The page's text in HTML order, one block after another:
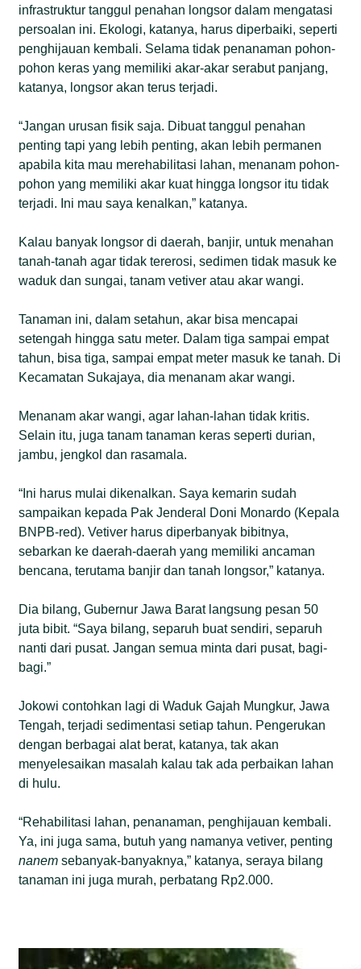
infrastruktur tanggul penahan longsor dalam mengatasi
persoalan ini. Ekologi, katanya, harus diperbaiki, seperti
penghijauan kembali. Selama tidak penanaman pohon-
pohon keras yang memiliki akar-akar serabut panjang,
katanya, longsor akan terus terjadi.
“Jangan urusan fisik saja. Dibuat tanggul penahan
penting tapi yang lebih penting, akan lebih permanen
apabila kita mau merehabilitasi lahan, menanam pohon-
pohon yang memiliki akar kuat hingga longsor itu tidak
terjadi. Ini mau saya kenalkan,” katanya.
Kalau banyak longsor di daerah, banjir, untuk menahan
tanah-tanah agar tidak tererosi, sedimen tidak masuk ke
waduk dan sungai, tanam vetiver atau akar wangi.
Tanaman ini, dalam setahun, akar bisa mencapai
setengah hingga satu meter. Dalam tiga sampai empat
tahun, bisa tiga, sampai empat meter masuk ke tanah. Di
Kecamatan Sukajaya, dia menanam akar wangi.
Menanam akar wangi, agar lahan-lahan tidak kritis.
Selain itu, juga tanam tanaman keras seperti durian,
jambu, jengkol dan rasamala.
“Ini harus mulai dikenalkan. Saya kemarin sudah
sampaikan kepada Pak Jenderal Doni Monardo (Kepala
BNPB-red). Vetiver harus diperbanyak bibitnya,
sebarkan ke daerah-daerah yang memiliki ancaman
bencana, terutama banjir dan tanah longsor,” katanya.
Dia bilang, Gubernur Jawa Barat langsung pesan 50
juta bibit. “Saya bilang, separuh buat sendiri, separuh
nanti dari pusat. Jangan semua minta dari pusat, bagi-
bagi.”
Jokowi contohkan lagi di Waduk Gajah Mungkur, Jawa
Tengah, terjadi sedimentasi setiap tahun. Pengerukan
dengan berbagai alat berat, katanya, tak akan
menyelesaikan masalah kalau tak ada perbaikan lahan
di hulu.
“Rehabilitasi lahan, penanaman, penghijauan kembali.
Ya, ini juga sama, butuh yang namanya vetiver, penting
nanemsebanyak-banyaknya,” katanya, seraya bilang
tanaman ini juga murah, perbatang Rp2.000.